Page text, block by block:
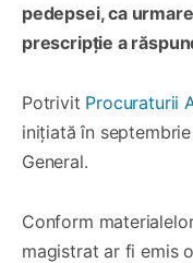
pedepsei, ca
prescripție a
Potrivit Procuraturii
inițiată în
General.
Conform
magistrat ar fi emis